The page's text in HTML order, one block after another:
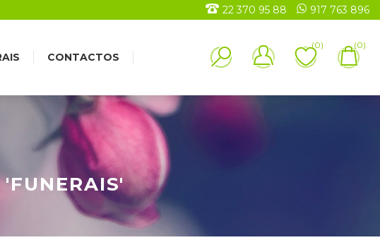
22 370 95 88 917 763 896
CONTACTOS
(0) (0)